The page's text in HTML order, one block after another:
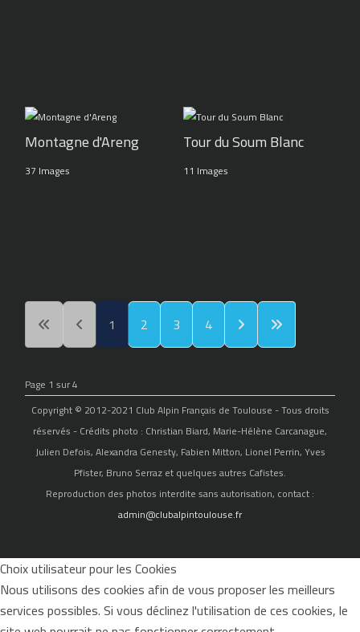
Montagne d'Areng
37 Images
Tour du Soum Blanc
11 Images
1 2 3 4
Page 1 sur 4
Copyright © 2012-2021 Club Alpin Français de Toulouse - Tous droits
réservés - Crédits photo : Christian Biard, Marie-Hélène Carcanague,
Julien Defois, Alexandra Genesty, Fabien Mitton, Lionel Perrin, Yves
Pfister, Bruno Serraz et quelques autres Cafistes.
Reproduction des photos interdite sans autorisation, contact :
admin@clubalpintoulouse.fr
Choix utilisateur pour les Cookies
Nous utilisons des cookies afin de vous proposer les meilleurs
services possibles. Si vous déclinez l'utilisation de ces cookies, le